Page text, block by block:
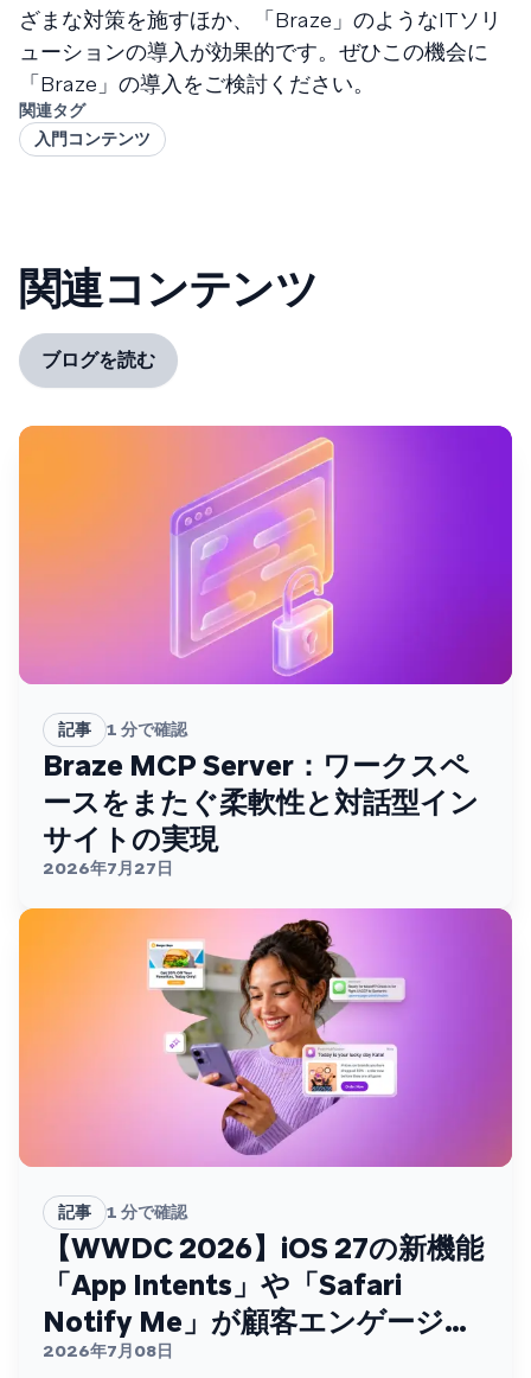
ざまな対策を施すほか、「Braze」のようなITソリ
ューションの導入が効果的です。ぜひこの機会に
「Braze」の導入をご検討ください。
関連タグ
入門コンテンツ
関連コンテンツ
ブログを読む
記事 1 分で確認
Braze MCP Server：ワークスペ
ースをまたぐ柔軟性と対話型イン
サイトの実現
2026年7月27日
記事 1 分で確認
【WWDC 2026】iOS 27の新機能
「App Intents」や「Safari
Notify Me」が顧客エンゲージメ
ントを変える
2026年7月08日